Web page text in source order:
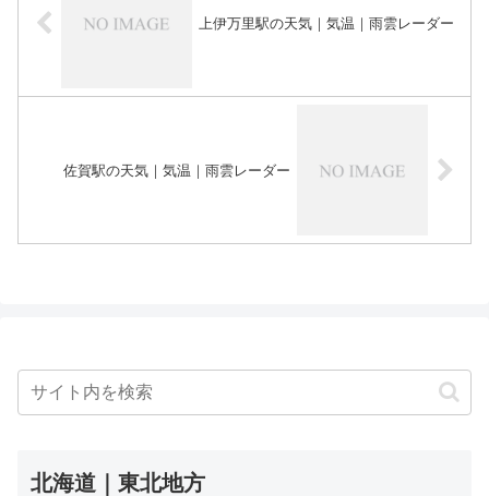
上伊万里駅の天気｜気温｜雨雲レーダー
佐賀駅の天気｜気温｜雨雲レーダー
北海道｜東北地方